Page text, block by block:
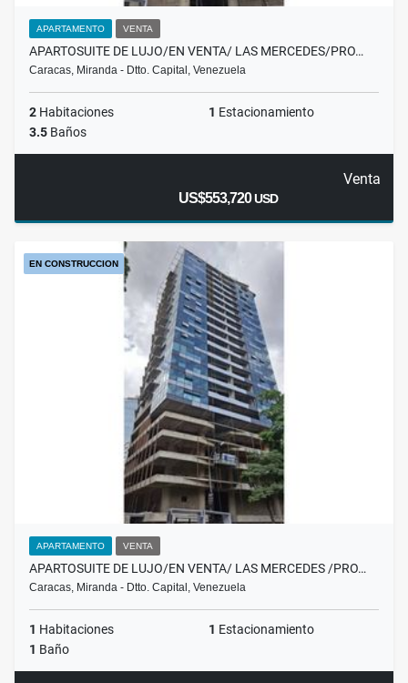
APARTAMENTO VENTA
APARTOSUITE DE LUJO/EN VENTA/ LAS MERCEDES/PRO…
Caracas, Miranda - Dtto. Capital, Venezuela
2 Habitaciones 1 Estacionamiento
3.5 Baños
Venta
US$553,720USD
EN CONSTRUCCION
APARTAMENTO VENTA
APARTOSUITE DE LUJO/EN VENTA/ LAS MERCEDES /PRO…
Caracas, Miranda - Dtto. Capital, Venezuela
1 Habitaciones 1 Estacionamiento
1 Baño